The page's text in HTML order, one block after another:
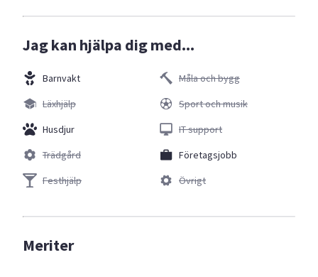
Jag kan hjälpa dig med...
Barnvakt
Läxhjälp
Husdjur
Trädgård
Festhjälp
Måla och bygg
Sport och musik
IT support
Företagsjobb
Övrigt
Meriter